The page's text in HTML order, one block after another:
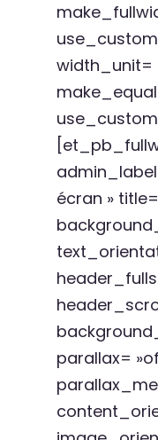
width_unit=
écran »
parallax=